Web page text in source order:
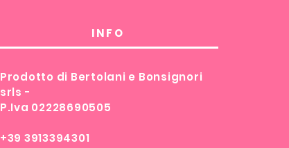
INFO
Prodotto di Bertolani e Bonsignori
srls -
P.Iva 02228690505
+39 3913394301